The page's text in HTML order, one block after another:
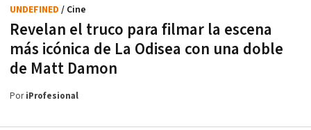
Revelan el truco para filmar la escena
más icónica de La Odisea con una doble
de Matt Damon
UNDEFINED / Cine
PoriProfesional